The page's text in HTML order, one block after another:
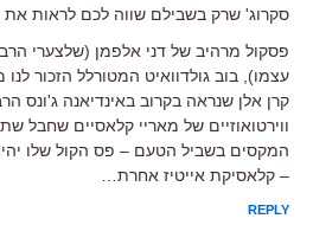
סקרוג' שרק בשבילם שווה לכם לראות את
פסקול מרהיב של דני אלפמן (שלצערי
עצמו), בוב גולדוואיט המטורלל הזכור
קרן אלן שנראה בקרוב באינדיאנה ג'ונס
ווירטואוזיים של מאריי קלאסיים שחבל
– קלאסיקת אייטיז אחרת…
REPLY